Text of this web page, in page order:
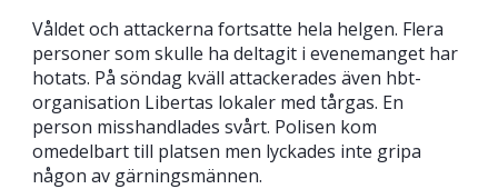
Våldet och attackerna fortsatte hela helgen. Flera
personer som skulle ha deltagit i evenemanget har
hotats. På söndag kväll attackerades även hbt-
organisation Libertas lokaler med tårgas. En
person misshandlades svårt. Polisen kom
omedelbart till platsen men lyckades inte gripa
någon av gärningsmännen.